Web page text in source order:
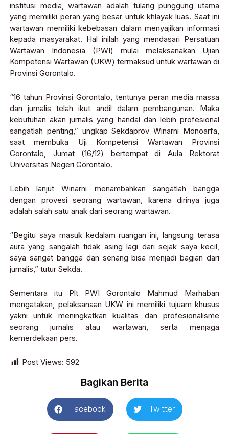
institusi media, wartawan adalah tulang punggung utama
yang memiliki peran yang besar untuk khlayak luas. Saat ini
wartawan memiliki kebebasan dalam menyajikan informasi
kepada masyarakat. Hal inilah yang mendasari Persatuan
Wartawan Indonesia (PWI) mulai melaksanakan Ujian
Kompetensi Wartawan (UKW) termaksud untuk wartawan di
Provinsi Gorontalo.
“16 tahun Provinsi Gorontalo, tentunya peran media massa
dan jurnalis telah ikut andil dalam pembangunan. Maka
kebutuhan akan jurnalis yang handal dan lebih profesional
sangatlah penting,” ungkap Sekdaprov Winarni Monoarfa,
saat membuka Uji Kompetensi Wartawan Provinsi
Gorontalo, Jumat (16/12) bertempat di Aula Rektorat
Universitas Negeri Gorontalo.
Lebih lanjut Winarni menambahkan sangatlah bangga
dengan provesi seorang wartawan, karena dirinya juga
adalah salah satu anak dari seorang wartawan.
“Begitu saya masuk kedalam ruangan ini, langsung terasa
aura yang sangalah tidak asing lagi dari sejak saya kecil,
saya sangat bangga dan senang bisa menjadi bagian dari
jurnalis,” tutur Sekda.
Sementara itu Plt PWI Gorontalo Mahmud Marhaban
mengatakan, pelaksanaan UKW ini memiliki tujuam khusus
yakni untuk meningkatkan kualitas dan profesionalisme
seorang jurnalis atau wartawan, serta menjaga
kemerdekaan pers.
Post Views: 592
Bagikan Berita
Facebook Twitter